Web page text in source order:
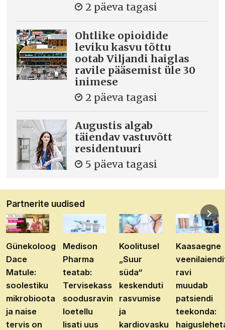
2 päeva tagasi
Ohtlike opioidide
leviku kasvu tõttu
ootab Viljandi haiglas
ravile pääsemist üle 30
inimese
2 päeva tagasi
Augustis algab
täiendav vastuvõtt
residentuuri
5 päeva tagasi
Partnerite uudised
Günekoloog
Dace
Matule:
soolestiku
mikrobioota
ja naise
tervis on
Medison
Pharma
teatab:
Tervisekassa
soodusravimite
loetellu
lisati uus
Koolitusel
„Suur
süda“
keskenduti
rasvumise
ja
kardiovaskulaarhaiguste
Kaasaegne
ravi
muudab
patsiendi
teekonda: